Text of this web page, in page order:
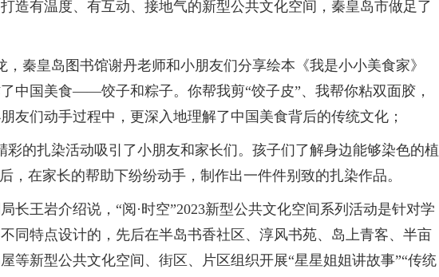
造有温度、有互动、接地气的新型公共文化空间，秦皇岛市做足了
秦皇岛图书馆谢丹老师和小朋友们分享绘本《我是小小美食家》
中国美食——饺子和粽子。你帮我剪“饺子皮”、我帮你粘双面胶，
友们动手过程中，更深入地理解了中国美食背后的传统文化；
彩的扎染活动吸引了小朋友和家长们。孩子们了解身边能够染色的植
，在家长的帮助下纷纷动手，制作出一件件别致的扎染作品。
长王岩介绍说，“阅·时空”2023新型公共文化空间系列活动是针对学
同特点设计的，先后在半岛书香社区、淳风书苑、岛上青客、半亩
等新型公共文化空间、街区、片区组织开展“星星姐姐讲故事”“传统